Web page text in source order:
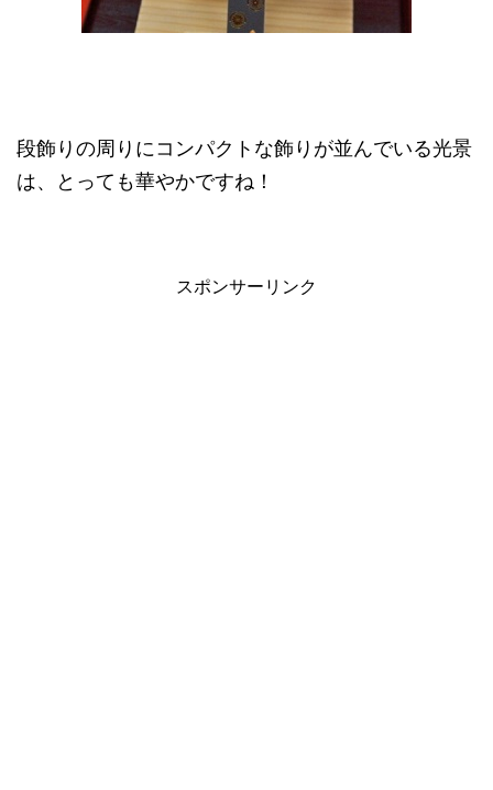
段飾りの周りにコンパクトな飾りが並んでいる光景
は、とっても華やかですね！
スポンサーリンク